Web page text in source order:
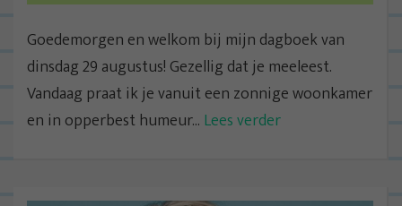
Goedemorgen en welkom bij mijn dagboek van
dinsdag 29 augustus! Gezellig dat je meeleest.
Vandaag praat ik je vanuit een zonnige woonkamer
en in opperbest humeur... Lees verder